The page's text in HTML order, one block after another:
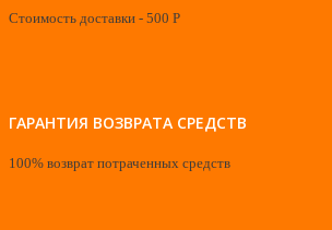
Стоимость доставки - 500 Р
ГАРАНТИЯ ВОЗВРАТА СРЕДСТВ
100% возврат потраченных средств